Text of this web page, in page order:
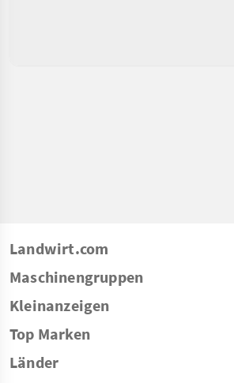
Landwirt.com
Maschinengruppen
Kleinanzeigen
Top Marken
Länder